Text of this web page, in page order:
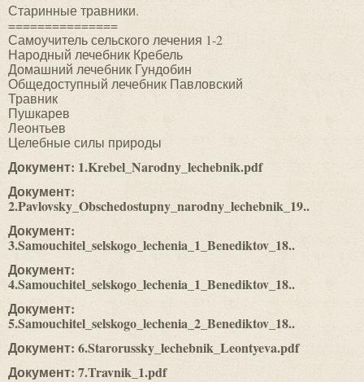
Старинные травники.
===============
Самоучитель сельского лечения 1-2
Народный лечебник Кребель
Домашний лечебник Гундобин
Общедоступный лечебник Павловский
Травник
Пушкарев
Леонтьев
Целебные силы природы
Документ: 1.Krebel_Narodny_lechebnik.pdf
Документ:
2.Pavlovsky_Obschedostupny_narodny_lechebnik_19..
Документ:
3.Samouchitel_selskogo_lechenia_1_Benediktov_18..
Документ:
4.Samouchitel_selskogo_lechenia_1_Benediktov_18..
Документ:
5.Samouchitel_selskogo_lechenia_2_Benediktov_18..
Документ: 6.Starorussky_lechebnik_Leontyeva.pdf
Документ: 7.Travnik_1.pdf